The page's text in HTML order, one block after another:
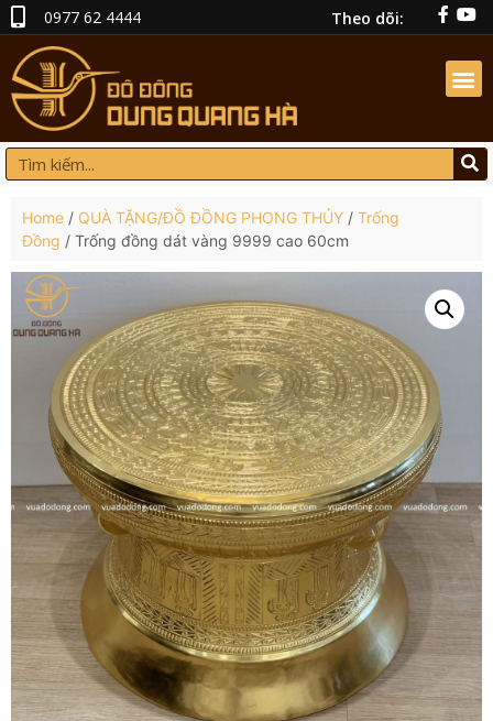
0977 62 4444 Theo dõi:
Home / QUÀ TẶNG/ĐỒ ĐỒNG PHONG THỦY / Trống
Đồng / Trống đồng dát vàng 9999 cao 60cm